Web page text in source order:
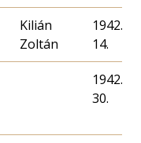
Kilián
Zoltán
1942.
14.
1942.
30.